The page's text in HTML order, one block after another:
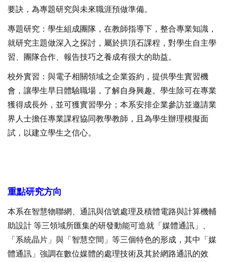
要訣，為專題研究與未來職涯預做準備。
專題研究：學生組成團隊，在教師指導下，整合專業知識，
就研究主題做深入之探討，屬於拱頂石課程，對學生自主學
習、團隊合作、報告技巧之養成有很大的助益。
校外實習：與電子相關領域之企業簽約，提供學生實習機
會，讓學生早日體驗職場，了解自身興趣。學生除可在專業
獲得成長外，並可獲實習學分；本系安排企業參訪並邀請業
界人士擔任專業課程協同教學教師，且為學生辦理模擬面
試，以建立學生之信心。
重點研究方向
本系在智慧物聯網、通訊與信號處理及積體電路與計算機輔
助設計 等三領域所匯集的研發動能可造就「媒體通訊」、
「系統晶片」與「智慧空間」等三個特色的形成，其中「媒
體通訊」強調在數位媒體的處理技術及其於網路通訊的效